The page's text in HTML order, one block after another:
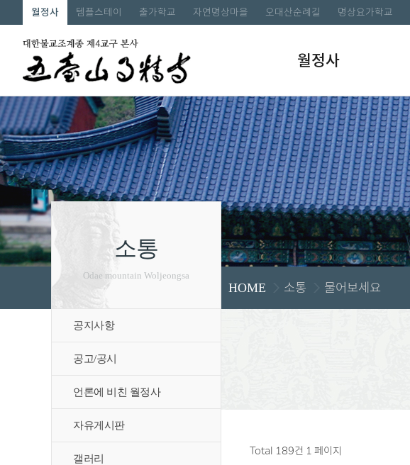
월정사 템플스테이 출가학교 자연명상마을 오대산순례길 명상요가학교
월정사
소통
Odae mountain Woljeongsa
공지사항
공고/공시
언론에 비친 월정사
자유게시판
갤러리
HOME 소통 물어보세요
Total 189건 1 페이지